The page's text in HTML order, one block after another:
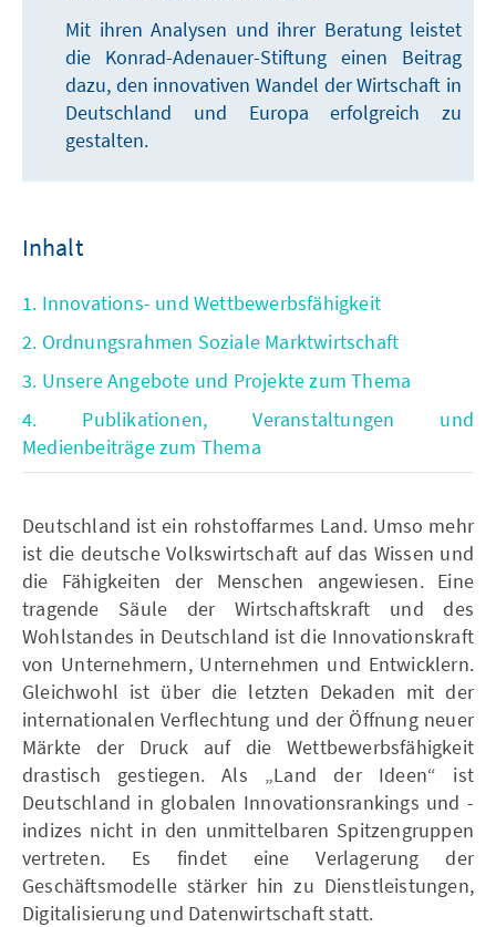
Mit ihren Analysen und ihrer Beratung leistet
die Konrad-Adenauer-Stiftung einen Beitrag
dazu, den innovativen Wandel der Wirtschaft in
Deutschland und Europa erfolgreich zu
gestalten.
Inhalt
1. Innovations- und Wettbewerbsfähigkeit
2. Ordnungsrahmen Soziale Marktwirtschaft
3. Unsere Angebote und Projekte zum Thema
4. Publikationen, Veranstaltungen und
Medienbeiträge zum Thema
Deutschland ist ein rohstoffarmes Land. Umso mehr
ist die deutsche Volkswirtschaft auf das Wissen und
die Fähigkeiten der Menschen angewiesen. Eine
tragende Säule der Wirtschaftskraft und des
Wohlstandes in Deutschland ist die Innovationskraft
von Unternehmern, Unternehmen und Entwicklern.
Gleichwohl ist über die letzten Dekaden mit der
internationalen Verflechtung und der Öffnung neuer
Märkte der Druck auf die Wettbewerbsfähigkeit
drastisch gestiegen. Als „Land der Ideen“ ist
Deutschland in globalen Innovationsrankings und -
indizes nicht in den unmittelbaren Spitzengruppen
vertreten. Es findet eine Verlagerung der
Geschäftsmodelle stärker hin zu Dienstleistungen,
Digitalisierung und Datenwirtschaft statt.